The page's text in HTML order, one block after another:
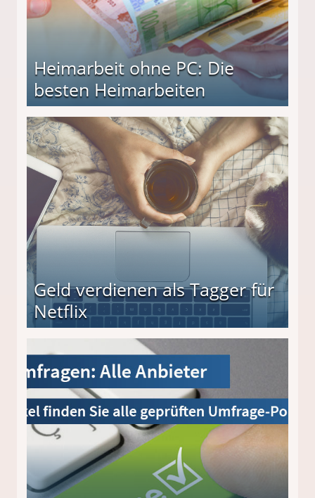
Heimarbeit ohne PC: Die
besten Heimarbeiten
Geld verdienen als Tagger für
Netflix